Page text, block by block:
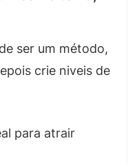
ser um método,
crie niveis de
para atrair